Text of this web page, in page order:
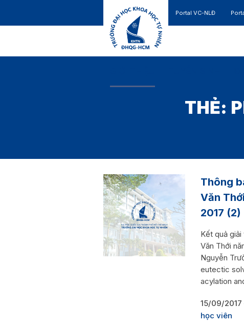
Portal VC-NLĐ
THẺ:
Thông
Văn
2017 (2)
Kết quả
Văn Thới
Nguyễn
eutectic
acylation
15/09/2017
học viên